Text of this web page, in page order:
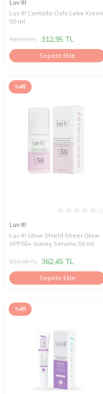
Luv it!
Luv it! Centella Özlü Leke Kremi
50 ml
569,00TL 312,95 TL
Sepete Ekle
%45
Luv it!
Luv it! Glow Shield Sheer Glow
SPF50+ Güneş Serumu 50 ml
659,00TL 362,45 TL
Sepete Ekle
%45